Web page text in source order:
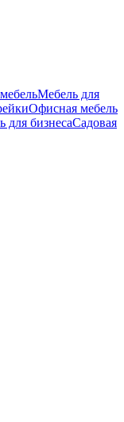
Мебель для
Офисная мебель
для бизнесаСадовая